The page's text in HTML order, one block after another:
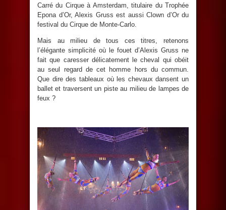
Carré du Cirque à Amsterdam, titulaire du Trophée
Epona d’Or, Alexis Gruss est aussi Clown d’Or du
festival du Cirque de Monte-Carlo.
Mais au milieu de tous ces titres, retenons
l’élégante simplicité où le fouet d’Alexis Gruss ne
fait que caresser délicatement le cheval qui obéit
au seul regard de cet homme hors du commun.
Que dire des tableaux où les chevaux dansent un
ballet et traversent un piste au milieu de lampes de
feux ?